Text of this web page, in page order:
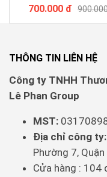
700.000 đ
THÔNG TIN LIÊN HỆ
Công ty TNHH
Lê Phan Group
MST:
Địa chỉ công ty:
Phường 7, Quận
Cửa hàng : 104